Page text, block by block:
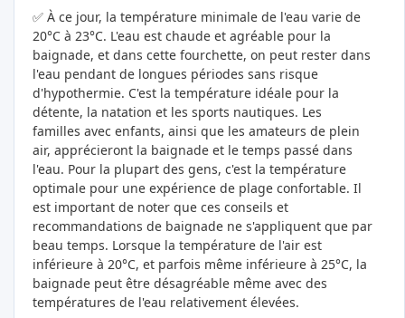
✅ À ce jour, la température minimale de l'eau varie de
20°C à 23°C. L'eau est chaude et agréable pour la
baignade, et dans cette fourchette, on peut rester dans
l'eau pendant de longues périodes sans risque
d'hypothermie. C'est la température idéale pour la
détente, la natation et les sports nautiques. Les
familles avec enfants, ainsi que les amateurs de plein
air, apprécieront la baignade et le temps passé dans
l'eau. Pour la plupart des gens, c'est la température
optimale pour une expérience de plage confortable. Il
est important de noter que ces conseils et
recommandations de baignade ne s'appliquent que par
beau temps. Lorsque la température de l'air est
inférieure à 20°C, et parfois même inférieure à 25°C, la
baignade peut être désagréable même avec des
températures de l'eau relativement élevées.